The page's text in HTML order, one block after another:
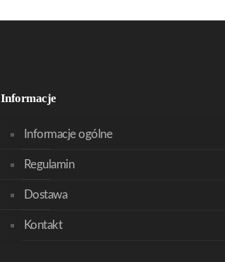
Informacje
Informacje ogólne
Regulamin
Dostawa
Kontakt